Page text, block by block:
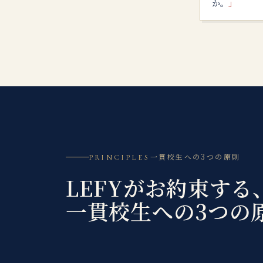
か。
」
PRINCIPLES 一貫校生への3つの原則
LEFYがお約束する、
一貫校生への3つの